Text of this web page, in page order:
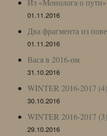
Из «Монолога о пути»
01.11.2016
Два фрагмента из
01.11.2016
Вася в 2016-ом
31.10.2016
WINTER 2016-2017 (4)
30.10.2016
WINTER 2016-2017 (3)
29.10.2016